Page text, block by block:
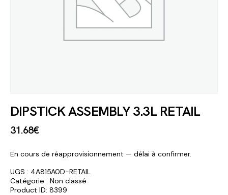
DIPSTICK ASSEMBLY 3.3L RETAIL
31.68€
En cours de réapprovisionnement — délai à confirmer.
UGS : 4A815A0D-RETAIL
Catégorie : Non classé
Product ID: 8399